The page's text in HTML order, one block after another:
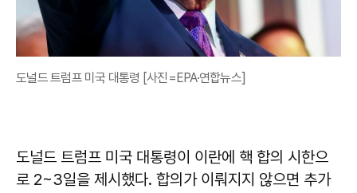
도널드 트럼프 미국 대통령 [사진=EPA·연합뉴스]
도널드 트럼프 미국 대통령이 이란에 핵 합의 시한으
로 2~3일을 제시했다. 합의가 이뤄지지 않으면 추가